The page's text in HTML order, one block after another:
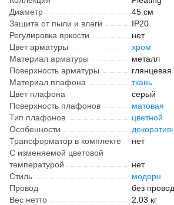
Диаметр
45 см
Защита от пыли и влаги
IP20
Регулировка яркости
нет
Цвет арматуры
хром
Материал арматуры
металл
Поверхность арматуры
глянцевая
Материал плафона
ткань
Цвет плафона
серый
Поверхность плафонов
матовая
Тип плафонов
цветной
Особенности
Трансформатор в комплекте
нет
С изменяемой цветовой
температурой
нет
Стиль
модерн
Провод
без
Вес нетто
2.03 кг